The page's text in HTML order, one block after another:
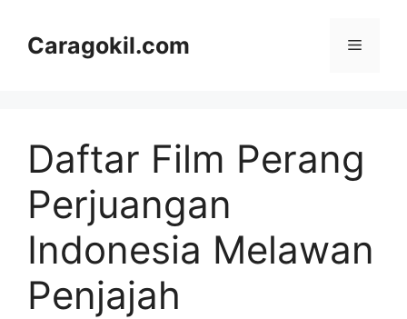
contentCaragokil.com Menu
Daftar Film Perang
Perjuangan
Indonesia Melawan
Penjajah